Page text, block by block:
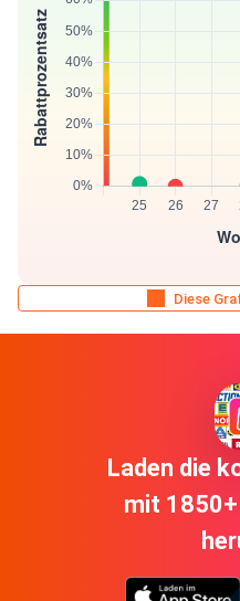
Diese
Laden die
mit